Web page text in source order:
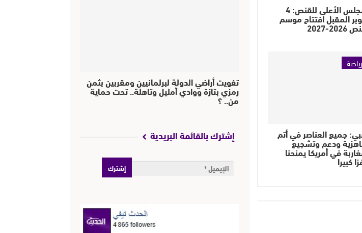
المجلس الأعلى للقنص: 4
المقبل افتتاح موسم
2027
جميع العناصر في أتم
ودعم وتشجيع
في أمريكا يمنحنا
كبيرا
تفويت أراضي الدولة لبرلمانيين ومقربين بثمن
رمزي بتازة ووادي أمليل وتاهلة.. تحت حماية
من.. ؟
إشترك بالقائمة البريدية